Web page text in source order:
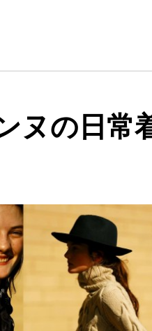
ヌの日常